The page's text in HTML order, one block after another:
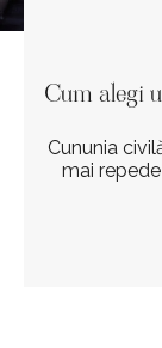
Cum alegi
Cununia
mai